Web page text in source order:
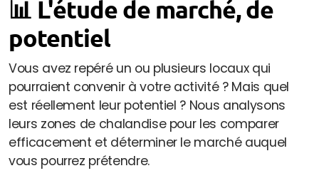
📊 L'étude de marché, de
potentiel
Vous avez repéré un ou plusieurs locaux qui
pourraient convenir à votre activité ? Mais quel
est réellement leur potentiel ? Nous analysons
leurs zones de chalandise pour les comparer
efficacement et déterminer le marché auquel
vous pourrez prétendre.